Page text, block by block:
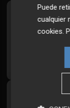
Todos
Puede
cualquier
cookies .